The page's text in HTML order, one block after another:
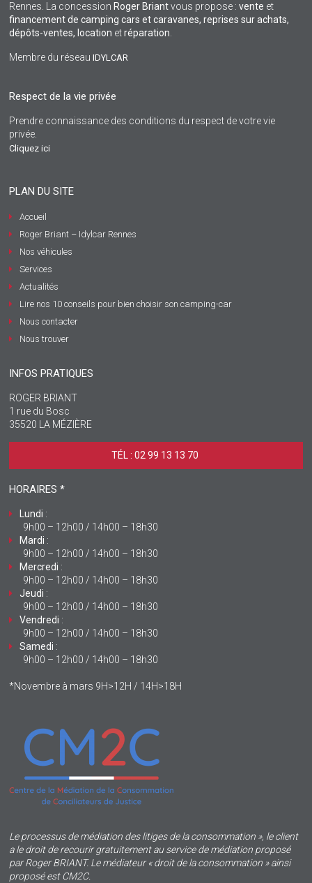
Rennes. La concession Roger Briantvous propose : vente et
financement de camping cars et caravanes, reprises sur achats,
dépôts-ventes, location etréparation.
Membre du réseauIDYLCAR
Respect de la vie privée
Prendre connaissance des conditions du respect de votre vie
privée.
Cliquez ici
PLAN DU SITE
Accueil
Roger Briant – Idylcar Rennes
Nos véhicules
Services
Actualités
Lire nos 10 conseils pour bien choisir son camping-car
Nous contacter
Nous trouver
INFOS PRATIQUES
ROGER BRIANT
1 rue du Bosc
35520 LA MÉZIÈRE
TÉL : 02 99 13 13 70 ‎
HORAIRES *
Lundi :
9h00 – 12h00 / 14h00 – 18h30
Mardi :
9h00 – 12h00 / 14h00 – 18h30
Mercredi :
9h00 – 12h00 / 14h00 – 18h30
Jeudi :
9h00 – 12h00 / 14h00 – 18h30
Vendredi :
9h00 – 12h00 / 14h00 – 18h30
Samedi :
9h00 – 12h00 / 14h00 – 18h30
*Novembre à mars 9H>12H / 14H>18H
Le processus de médiation des litiges de la consommation », le client
a le droit de recourir gratuitement au service de médiation proposé
par Roger BRIANT. Le médiateur « droit de la consommation » ainsi
proposé est CM2C.